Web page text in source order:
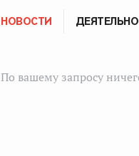
НОВОСТИ
По вашему запросу